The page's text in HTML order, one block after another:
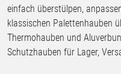
einfach überstülpen,
klassischen Palettenhauben
Thermohauben und
Schutzhauben für Lager,